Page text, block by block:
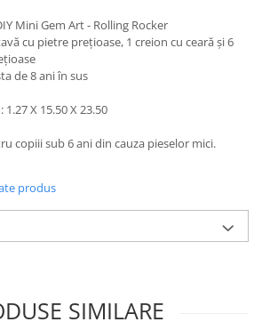
Mini Gem Art - Rolling Rocker
cu pietre prețioase, 1 creion cu ceară și 6
de 8 ani în sus
X 15.50 X 23.50
copiii sub 6 ani din cauza pieselor mici.
produs
SIMILARE